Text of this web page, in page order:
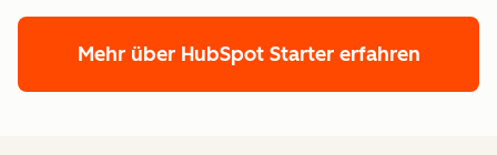
Mehr über HubSpot Starter erfahren